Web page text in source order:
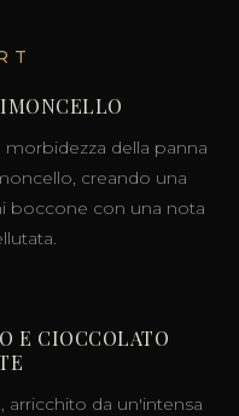
della panna
creando una
boccone con una nota
E CIOCCOLATO
arricchito da un'intensa